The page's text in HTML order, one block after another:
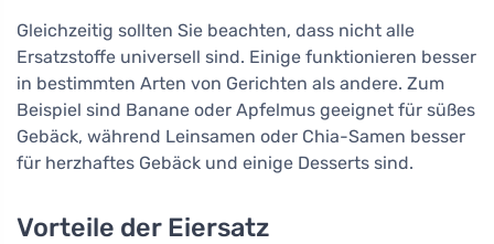
Gleichzeitig sollten Sie beachten, dass nicht alle
Ersatzstoffe universell sind. Einige funktionieren besser
in bestimmten Arten von Gerichten als andere. Zum
Beispiel sind Banane oder Apfelmus geeignet für süßes
Gebäck, während Leinsamen oder Chia-Samen besser
für herzhaftes Gebäck und einige Desserts sind.
Vorteile der Eiersatz